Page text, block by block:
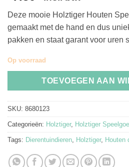
Deze mooie Holztiger Houten
gemaakt met de hand en dus
pakken en staat garant voor uren
Op voorraad
TOEVOEGEN AAN
SKU: 8680123
Categorieën: Holztiger, Holztiger
Tags: Dierentuindieren Holztiger, Houten